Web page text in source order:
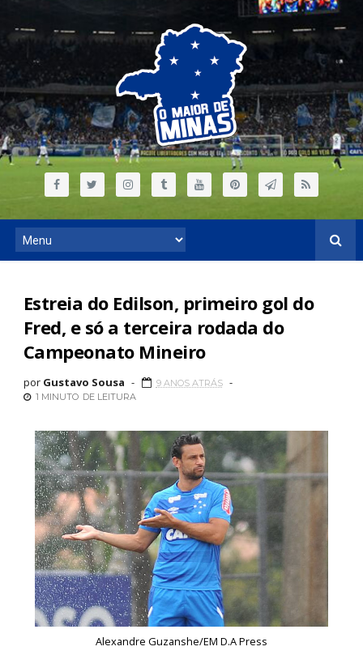
Estreia do Edilson, primeiro gol do
Fred, e só a terceira rodada do
Campeonato Mineiro
por Gustavo Sousa
9 ANOS ATRÁS
1 MINUTO DE LEITURA
Alexandre Guzanshe/EM D.A Press